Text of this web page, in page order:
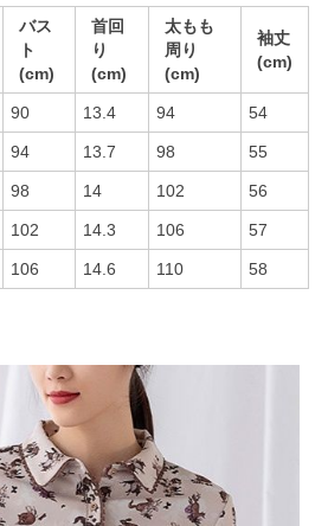
バス
ト
(cm)
首回
り
(cm)
太もも
周り
(cm)
袖丈
(cm)
90 13.4 94 54
94 13.7 98 55
98 14 102 56
102 14.3 106 57
106 14.6 110 58